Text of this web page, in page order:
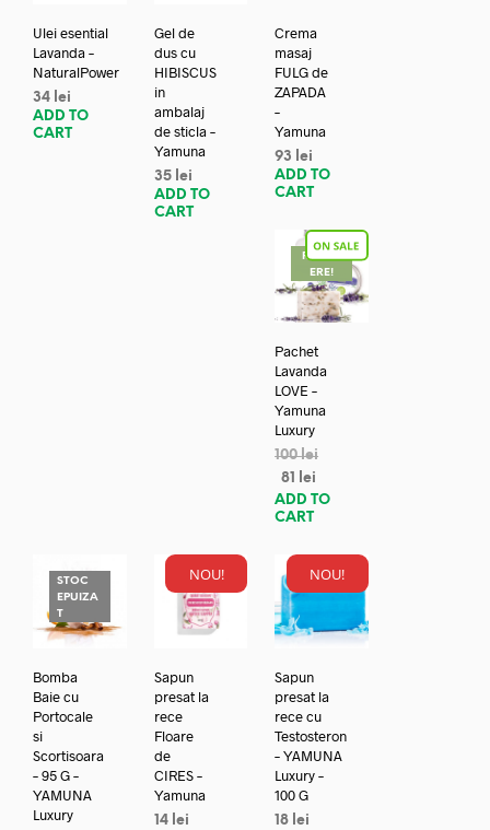
Ulei esential
Lavanda –
NaturalPower
34 lei
ADD TO
CART
Gel de
dus cu
HIBISCUS
in
ambalaj
de sticla –
Yamuna
35 lei
ADD TO
CART
Crema
masaj
FULG de
ZAPADA
–
Yamuna
93
lei
ADD TO
CART
REDUC
ERE!
Pachet
Lavanda
LOVE –
Yamuna
Luxury
100lei
81
lei
ADD TO
CART
STOC
EPUIZA
T
Bomba
Baie cu
Portocale
si
Scortisoara
– 95 G –
YAMUNA
Luxury
NOU!
Sapun
presat la
rece
Floare
de
CIRES –
Yamuna
14 lei
NOU!
Sapun
presat la
rece cu
Testosteron
– YAMUNA
Luxury –
100 G
18 lei